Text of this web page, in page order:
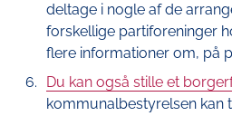
deltage i nogle af de
forskellige partiforeninger
flere informationer om, på
Du kan også stille et
kommunalbestyrelsen kan